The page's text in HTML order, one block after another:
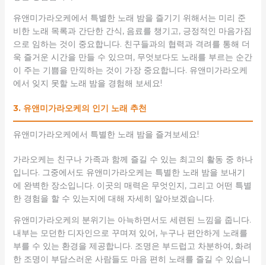
유앤미가라오케에서 특별한 노래 밤을 즐기기 위해서는 미리 준
비한 노래 목록과 간단한 간식, 음료를 챙기고, 긍정적인 마음가짐
으로 임하는 것이 중요합니다. 친구들과의 협력과 격려를 통해 더
욱 즐거운 시간을 만들 수 있으며, 무엇보다도 노래를 부르는 순간
이 주는 기쁨을 만끽하는 것이 가장 중요합니다. 유앤미가라오케
에서 잊지 못할 노래 밤을 경험해 보세요!
3. 유앤미가라오케의 인기 노래 추천
유앤미가라오케에서 특별한 노래 밤을 즐겨보세요!
가라오케는 친구나 가족과 함께 즐길 수 있는 최고의 활동 중 하나
입니다. 그중에서도 유앤미가라오케는 특별한 노래 밤을 보내기
에 완벽한 장소입니다. 이곳의 매력은 무엇인지, 그리고 어떤 특별
한 경험을 할 수 있는지에 대해 자세히 알아보겠습니다.
유앤미가라오케의 분위기는 아늑하면서도 세련된 느낌을 줍니다.
내부는 모던한 디자인으로 꾸며져 있어, 누구나 편안하게 노래를
부를 수 있는 환경을 제공합니다. 조명은 부드럽고 차분하여, 화려
한 조명이 부담스러운 사람들도 마음 편히 노래를 즐길 수 있습니